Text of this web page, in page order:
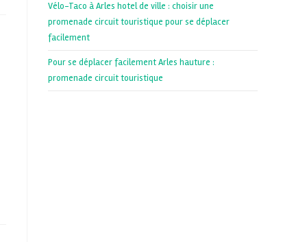
Vélo-Taco à Arles hotel de ville : choisir une
promenade circuit touristique pour se déplacer
facilement
Pour se déplacer facilement Arles hauture :
promenade circuit touristique